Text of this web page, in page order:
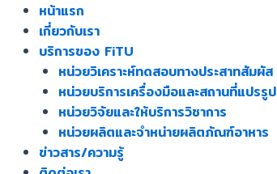
หน้าแรก
เกี่ยวกับเรา
บริการของ FiTU
หน่วยวิเคราะห์ทดสอบทางประสาทสัมผัส
หน่วยบริการเครื่องมือและสถานที่แปรรู
หน่วยวิจัยและให้บริการวิชาการ
หน่วยผลิตและจําหน่ายผลิตภัณฑ์อาหาร
ข่าวสาร/ความรู้